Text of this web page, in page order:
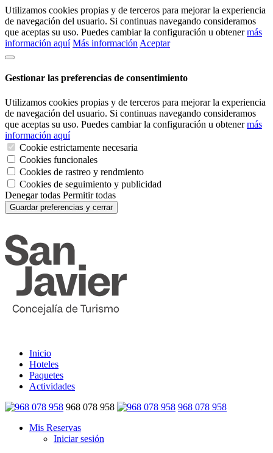
Utilizamos cookies propias y de terceros para mejorar la experiencia
de navegación del usuario. Si continuas navegando consideramos
que aceptas su uso. Puedes cambiar la configuración u obtenermás
información aquí Más información Aceptar
Gestionar las preferencias de consentimiento
Utilizamos cookies propias y de terceros para mejorar la experiencia
de navegación del usuario. Si continuas navegando consideramos
que aceptas su uso. Puedes cambiar la configuración u obtenermás
información aquí
Cookie estrictamente necesaria
Cookies funcionales
Cookies de rastreo y rendmiento
Cookies de seguimiento y publicidad
Denegar todas Permitir todas
Guardar preferencias y cerrar
Inicio
Hoteles
Paquetes
Actividades
968 078 958
968 078 958
Mis Reservas
Iniciar sesión